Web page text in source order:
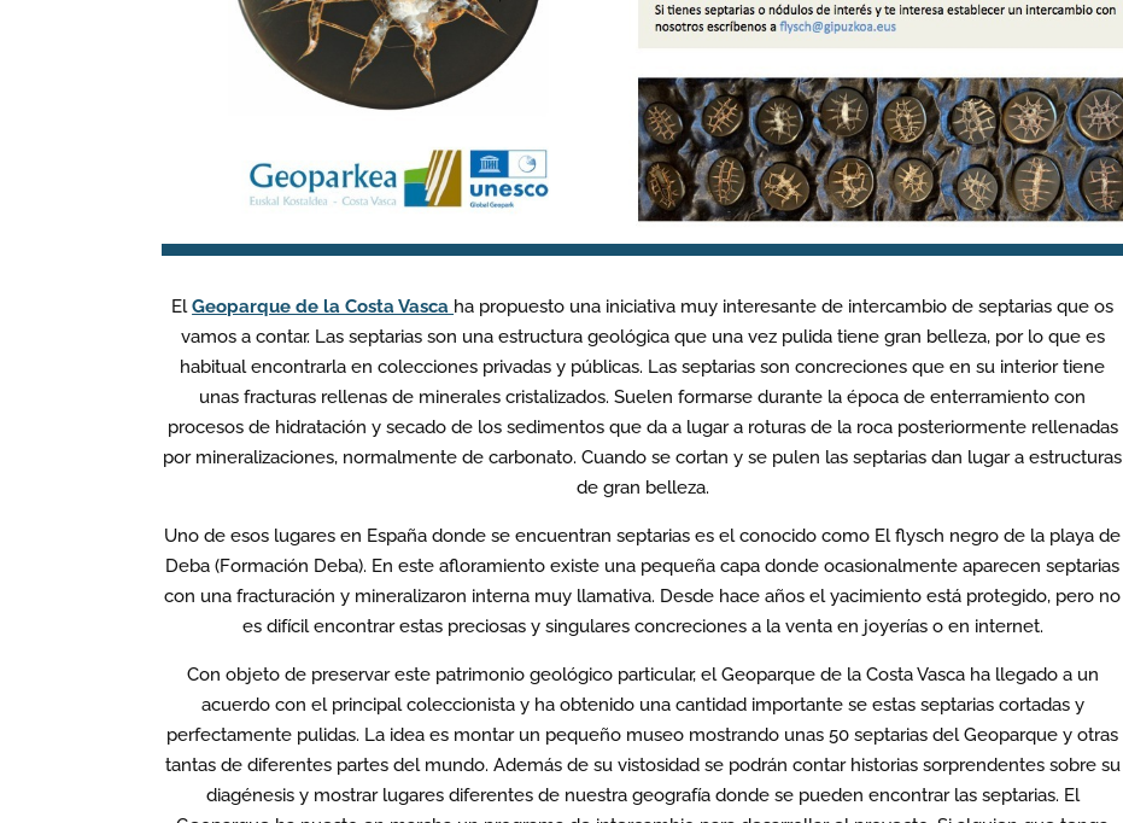
ElGeoparque de la Costa Vasca ha propuesto una iniciativa muy interesante de intercambio de septarias que os
vamos a contar. Las septarias son una estructura geológica que una vez pulida tiene gran belleza, por lo que es
habitual encontrarla en colecciones privadas y públicas. Las septarias son concreciones que en su interior tiene
unas fracturas rellenas de minerales cristalizados. Suelen formarse durante la época de enterramiento con
procesos de hidratación y secado de los sedimentos que da a lugar a roturas de la roca posteriormente rellenadas
por mineralizaciones, normalmente de carbonato. Cuando se cortan y se pulen las septarias dan lugar a estructuras
de gran belleza.
Uno de esos lugares en España donde se encuentran septarias es el conocido como El flysch negro de la playa de
Deba (Formación Deba). En este afloramiento existe una pequeña capa donde ocasionalmente aparecen septarias
con una fracturación y mineralizaron interna muy llamativa. Desde hace años el yacimiento está protegido, pero no
es difícil encontrar estas preciosas y singulares concreciones a la venta en joyerías o en internet.
Con objeto de preservar este patrimonio geológico particular, el Geoparque de la Costa Vasca ha llegado a un
acuerdo con el principal coleccionista y ha obtenido una cantidad importante se estas septarias cortadas y
perfectamente pulidas. La idea es montar un pequeño museo mostrando unas 50 septarias del Geoparque y otras
tantas de diferentes partes del mundo. Además de su vistosidad se podrán contar historias sorprendentes sobre su
diagénesis y mostrar lugares diferentes de nuestra geografía donde se pueden encontrar las septarias. El